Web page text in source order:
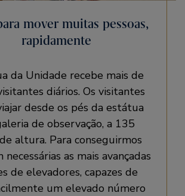
mover muitas pessoas,
rapidamente
da Unidade recebe mais de
diários. Os visitantes
desde os pés da estátua
de observação, a 135
altura. Para conseguirmos
necessárias as mais avançadas
de elevadores, capazes de
um elevado número